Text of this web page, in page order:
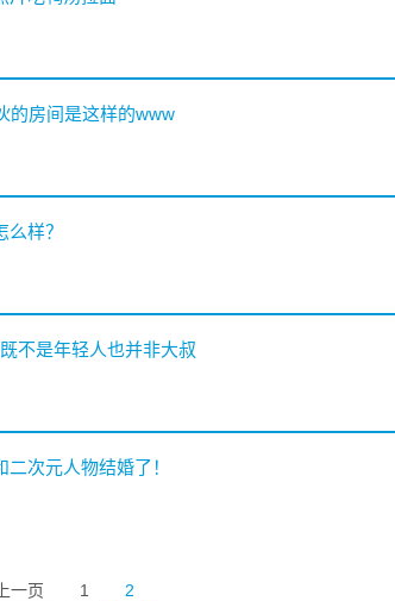
的房间是这样的www
样？
不是年轻人也并非大叔
次元人物结婚了！
上一页 1 2